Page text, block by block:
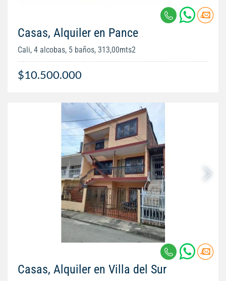
Casas, Alquiler en Pance
Cali, 4 alcobas, 5 baños, 313,00mts2
$10.500.000
Casas, Alquiler en Villa del Sur